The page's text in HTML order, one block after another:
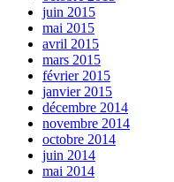
juin 2015
mai 2015
avril 2015
mars 2015
février 2015
janvier 2015
décembre 2014
novembre 2014
octobre 2014
juin 2014
mai 2014